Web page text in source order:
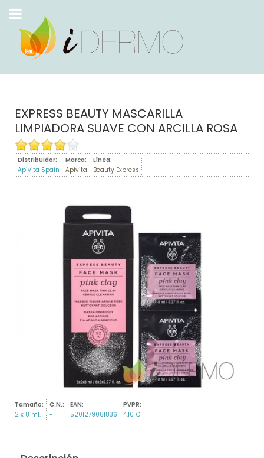
EXPRESS BEAUTY MASCARILLA
LIMPIADORA SUAVE CON ARCILLA ROSA
Distribuidor:
Apivita Spain
Marca:
Apivita
Línea:
Beauty Express
Tamaño:
2 x 8 ml.
C.N.:
-
EAN:
5201279081836
PVPR:
4,10 €